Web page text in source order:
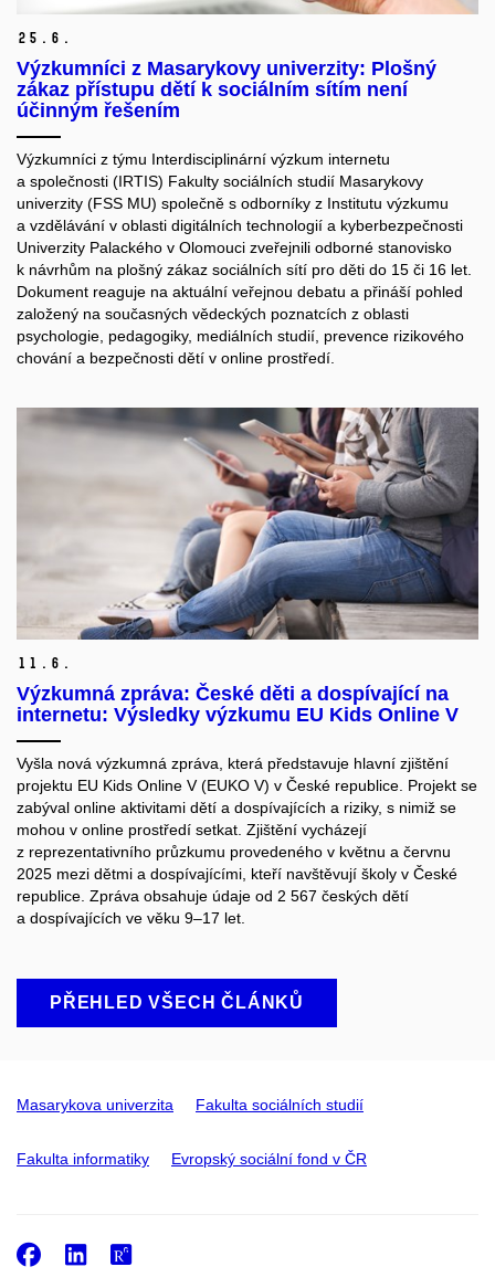
25. 6.
Výzkumníci z Masarykovy univerzity: Plošný
zákaz přístupu dětí k sociálním sítím není
účinným řešením
Výzkumníci z týmu Interdisciplinární výzkum internetu
a společnosti (IRTIS) Fakulty sociálních studií Masarykovy
univerzity (FSS MU) společně s odborníky z Institutu výzkumu
a vzdělávání v oblasti digitálních technologií a kyberbezpečnosti
Univerzity Palackého v Olomouci zveřejnili odborné stanovisko
k návrhům na plošný zákaz sociálních sítí pro děti do 15 či 16 let.
Dokument reaguje na aktuální veřejnou debatu a přináší pohled
založený na současných vědeckých poznatcích z oblasti
psychologie, pedagogiky, mediálních studií, prevence rizikového
chování a bezpečnosti dětí v online prostředí.
11. 6.
Výzkumná zpráva: České děti a dospívající na
internetu: Výsledky výzkumu EU Kids Online V
Vyšla nová výzkumná zpráva, která představuje hlavní zjištění
projektu EU Kids Online V (EUKO V) v České republice. Projekt se
zabýval online aktivitami dětí a dospívajících a riziky, s nimiž se
mohou v online prostředí setkat. Zjištění vycházejí
z reprezentativního průzkumu provedeného v květnu a červnu
2025 mezi dětmi a dospívajícími, kteří navštěvují školy v České
republice. Zpráva obsahuje údaje od 2 567 českých dětí
a dospívajících ve věku 9–17 let.
PŘEHLED VŠECH ČLÁNKŮ
Masarykova univerzita Fakulta sociálních studií
Fakulta informatiky Evropský sociální fond v ČR
Facebook
LinkedIn
ResearchGate